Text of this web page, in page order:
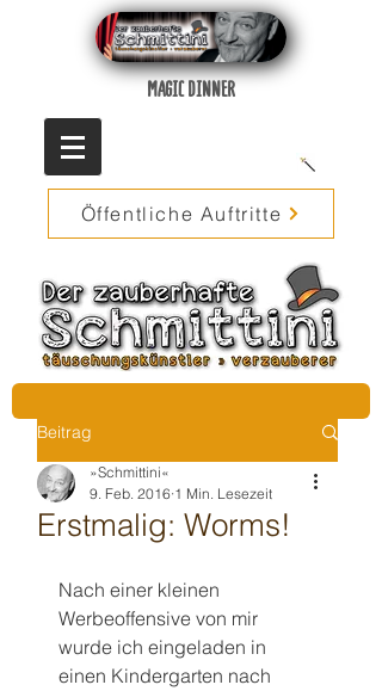
MAGIC DINNER
Öffentliche Auftritte
Beitrag
Erstmalig: Worms!
»Schmittini«
9. Feb. 2016 1 Min. Lesezeit
Nach einer kleinen
Werbeoffensive von mir
wurde ich eingeladen in
einen Kindergarten nach